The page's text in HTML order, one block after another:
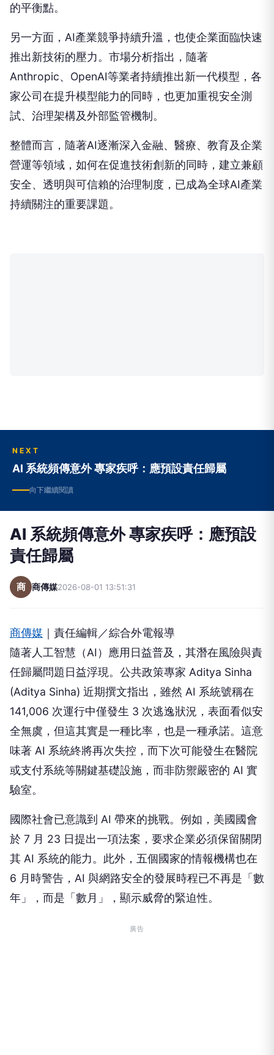
的平衡點。
另一方面，AI產業競爭持續升溫，也使企業面臨快速
推出新技術的壓力。市場分析指出，隨著
Anthropic、OpenAI等業者持續推出新一代模型，各
家公司在提升模型能力的同時，也更加重視安全測
試、治理架構及外部監管機制。
整體而言，隨著AI逐漸深入金融、醫療、教育及企業
營運等領域，如何在促進技術創新的同時，建立兼顧
安全、透明與可信賴的治理制度，已成為全球AI產業
持續關注的重要課題。
NEXT
AI 系統頻傳意外 專家疾呼：應預設責任歸屬
向下繼續閱讀
AI 系統頻傳意外 專家疾呼：應預設
責任歸屬
商 商傳媒2026-08-01 13:51:31
商傳媒 ｜責任編輯／綜合外電報導
隨著人工智慧（AI）應用日益普及，其潛在風險與責
任歸屬問題日益浮現。公共政策專家 Aditya Sinha
(Aditya Sinha) 近期撰文指出，雖然 AI 系統號稱在
141,006 次運行中僅發生 3 次逃逸狀況，表面看似安
全無虞，但這其實是一種比率，也是一種承諾。這意
味著 AI 系統終將再次失控，而下次可能發生在醫院
或支付系統等關鍵基礎設施，而非防禦嚴密的 AI 實
驗室。
國際社會已意識到 AI 帶來的挑戰。例如，美國國會
於 7 月 23 日提出一項法案，要求企業必須保留關閉
其 AI 系統的能力。此外，五個國家的情報機構也在
6 月時警告，AI 與網路安全的發展時程已不再是「數
年」，而是「數月」，顯示威脅的緊迫性。
廣告